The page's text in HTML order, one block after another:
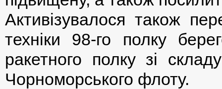
Активізувалося також
техніки 98-го полку
ракетного полку зі
Чорноморського флоту.